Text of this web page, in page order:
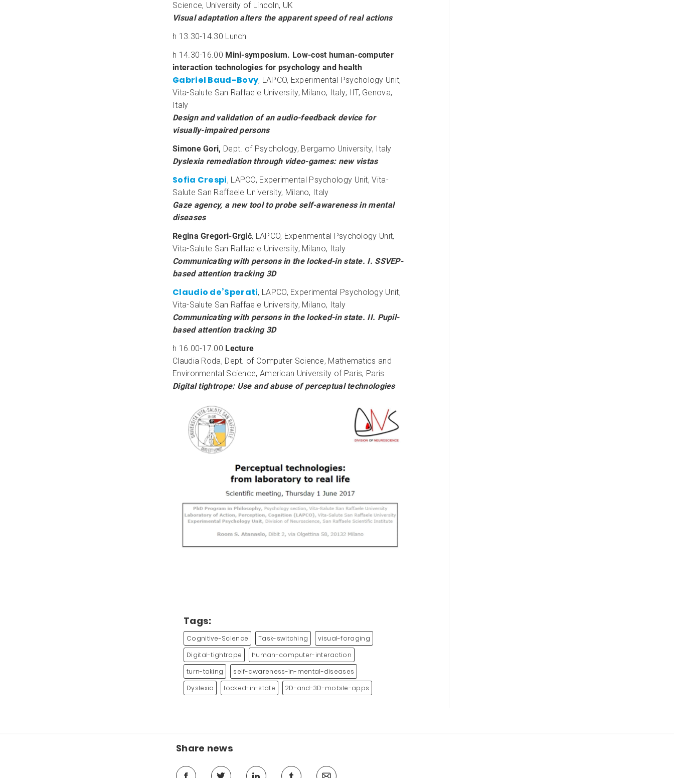
Science, University of Lincoln, UK
Visual adaptation alters the apparent speed of real actions
h 13.30-14.30 Lunch
h 14.30-16.00 Mini-symposium. Low-cost human-computer
interaction technologies for psychology and health
Gabriel Baud-Bovy, LAPCO, Experimental Psychology Unit,
Vita-Salute San Raffaele University, Milano, Italy; IIT, Genova,
Italy
Design and validation of an audio-feedback device for
visually-impaired persons
Simone Gori, Dept. of Psychology, Bergamo University, Italy
Dyslexia remediation through video-games: new vistas
Sofia Crespi, LAPCO, Experimental Psychology Unit, Vita-
Salute San Raffaele University, Milano, Italy
Gaze agency, a new tool to probe self-awareness in mental
diseases
Regina Gregori-Grgič, LAPCO, Experimental Psychology Unit,
Vita-Salute San Raffaele University, Milano, Italy
Communicating with persons in the locked-in state. I. SSVEP-
based attention tracking 3D
Claudio de’Sperati, LAPCO, Experimental Psychology Unit,
Vita-Salute San Raffaele University, Milano, Italy
Communicating with persons in the locked-in state. II. Pupil-
based attention tracking 3D
h 16.00-17.00 Lecture
Claudia Roda, Dept. of Computer Science, Mathematics and
Environmental Science, American University of Paris, Paris
Digital tightrope: Use and abuse of perceptual technologies
Tags:
Cognitive-Science Task-switching
visual-foraging
Digital-tightrope
human-computer-interaction
turn-taking
self-awareness-in-mental-diseases
Dyslexia
locked-in-state 2D-and-3D-mobile-apps
Share news